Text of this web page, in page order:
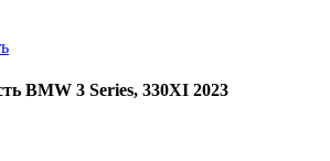
BMW 3 Series, 330XI 2023